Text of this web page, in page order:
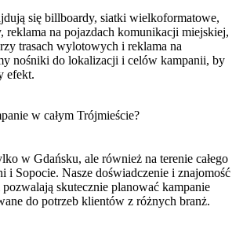
się billboardy, siatki wielkoformatowe,
reklama na pojazdach komunikacji miejskiej,
trasach wylotowych i reklama na
nośniki do lokalizacji i celów kampanii, by
efekt.
w całym Trójmieście?
w Gdańsku, ale również na terenie całego
i Sopocie. Nasze doświadczenie i znajomość
skutecznie planować kampanie
do potrzeb klientów z różnych branż.